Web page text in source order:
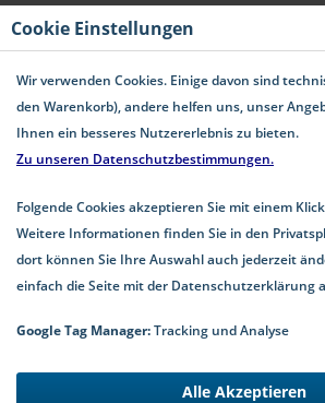
SPAX Universalschraube T-
verzinkt Senkkopf
zzgl. Versandkosten
Cookie Einstellungen
Wir verwenden Cookies. Einige davon sind
den Warenkorb), andere helfen uns, unser
Ihnen ein besseres Nutzererlebnis zu bieten.
Zu unseren Datenschutzbestimmungen.
Folgende Cookies akzeptieren Sie mit einem
Weitere Informationen finden Sie in den
dort können Sie Ihre Auswahl auch jederzeit
einfach die Seite mit der Datenschutzerklärung
Google Tag Manager:Tracking und Analyse
Alle Akzeptieren